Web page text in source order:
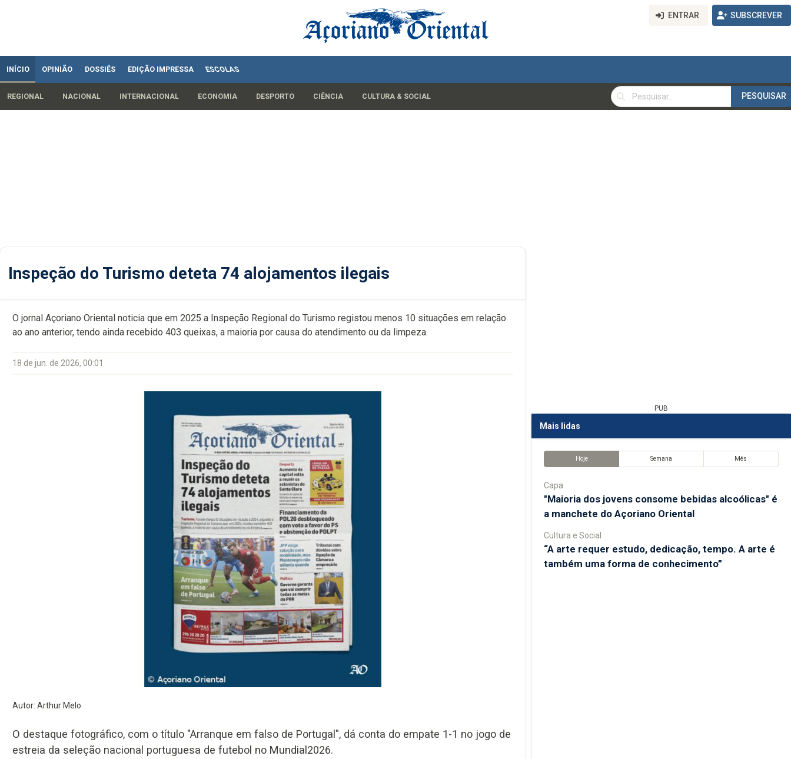
ENTRAR SUBSCREVER
INÍCIO OPINIÃO DOSSIÊS EDIÇÃO IMPRESSA ESCOLAS
REGIONAL NACIONAL INTERNACIONAL ECONOMIA DESPORTO CIÊNCIA CULTURA & SOCIAL
PESQUISAR
PESQUISAR
Inspeção do Turismo deteta 74 alojamentos ilegais
O jornal Açoriano Oriental noticia que em 2025 a Inspeção Regional do Turismo registou menos 10 situações em relação
ao ano anterior, tendo ainda recebido 403 queixas, a maioria por causa do atendimento ou da limpeza.
18 de jun. de 2026, 00:01
Autor: Arthur Melo
O destaque fotográfico, com o título "Arranque em falso de Portugal", dá conta do empate 1-1 no jogo de
estreia da seleção nacional portuguesa de futebol no Mundial2026.
PUB
Mais lidas
Hoje Semana Mês
Capa
"Maioria dos jovens consome bebidas alcoólicas" é
a manchete do Açoriano Oriental
Cultura e Social
“A arte requer estudo, dedicação, tempo. A arte é
também uma forma de conhecimento”